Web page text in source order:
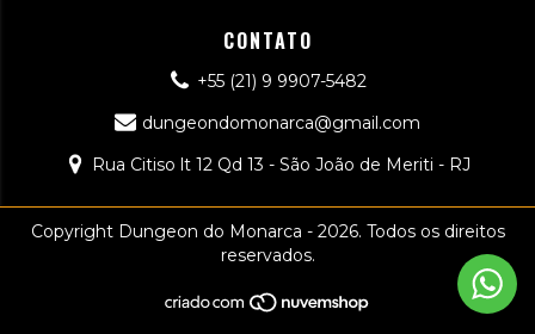
CONTATO
+55 (21) 9 9907-5482
dungeondomonarca@gmail.com
Rua Citiso lt 12 Qd 13 - São João de Meriti - RJ
Copyright Dungeon do Monarca - 2026. Todos os direitos
reservados.